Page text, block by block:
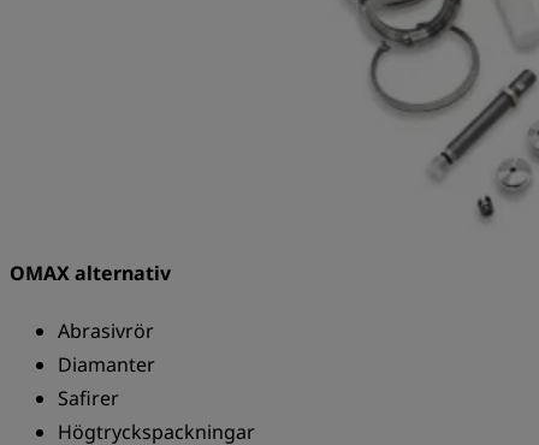
OMAX alternativ
Abrasivrör
Diamanter
Safirer
Högtryckspackningar